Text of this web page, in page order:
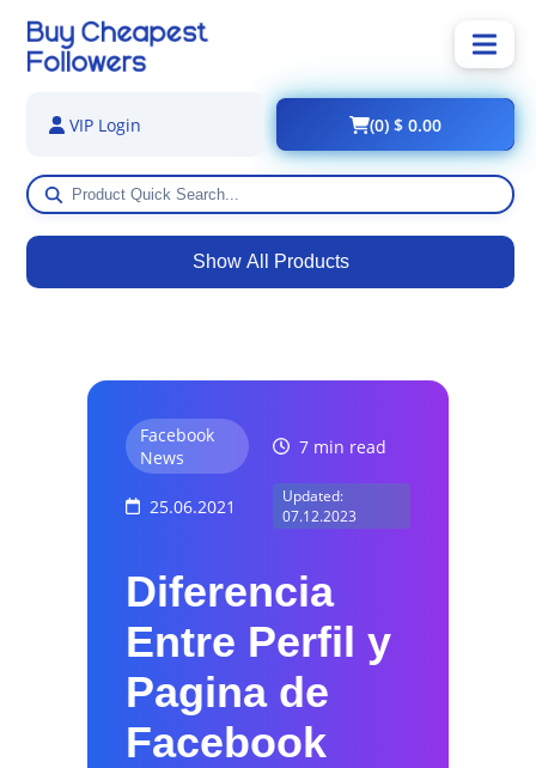
Show All Products
VIP Login (0) $ 0.00
Facebook
News
7 min read
25.06.2021
Updated:
07.12.2023
Diferencia
Entre Perfil y
Pagina de
Facebook